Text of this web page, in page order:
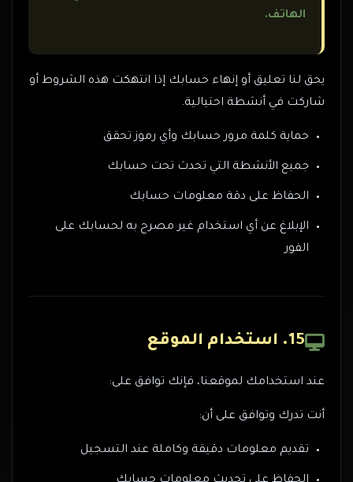
الهاتف.
يحق لنا تعليق أو إنهاء حسابك إذا انتهكت هذه الشروط أو
شاركت في أنشطة احتيالية.
حماية كلمة مرور حسابك وأي رموز تحقق
جميع الأنشطة التي تحدث تحت حسابك
الحفاظ على دقة معلومات حسابك
الإبلاغ عن أي استخدام غير مصرح به لحسابك على
الفور
15. استخدام الموقع
عند استخدامك لموقعنا، فإنك توافق على:
أنت تدرك وتوافق على أن:
تقديم معلومات دقيقة وكاملة عند التسجيل